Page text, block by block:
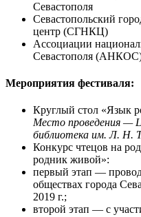
Севастополя
Севастопольский
центр (СГНКЦ)
Ассоциации
Севастополя
Мероприятия фестиваля:
Круглый стол «Язык
Место проведения —
библиотека им. Л. Н.
Конкурс чтецов на
родник живой»:
первый этап —
обществах города
2019 г.;
второй этап — с